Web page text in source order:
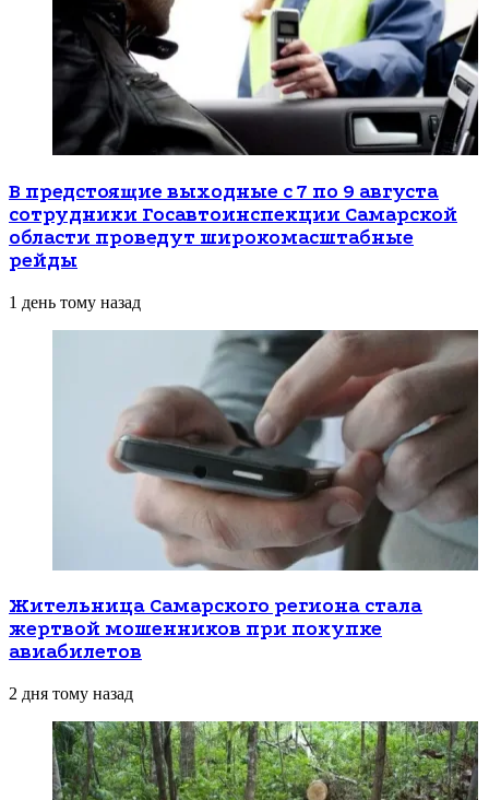
В предстоящие выходные с 7 по 9 августа
сотрудники Госавтоинспекции Самарской
области проведут широкомасштабные
рейды
1 день тому назад
Жительница Самарского региона стала
жертвой мошенников при покупке
авиабилетов
2 дня тому назад